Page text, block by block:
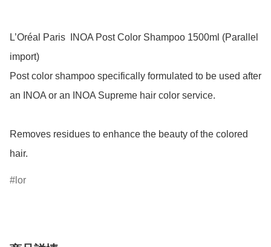
L’Oréal Paris  INOA Post Color Shampoo 1500ml (Parallel
import)
Post color shampoo specifically formulated to be used after
an INOA or an INOA Supreme hair color service.
Removes residues to enhance the beauty of the colored
hair.
lor